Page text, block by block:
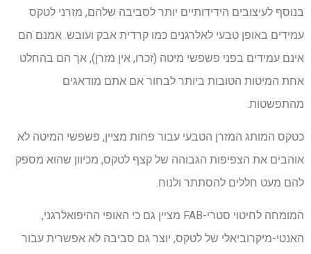
בנוסף לעיצובים הידידותיים יותר לסביבה שלהם, מזרני לטקס
עמידים באופן טבעי לאלרגנים כמו קרדית אבק ועובש. אמנם הם
אינם עמידים בפני פשפשי מיטה (זכרו, אין מזרן), אך הם בהחלט
אחת המיטות הטובות ביותר לבחור אם אתם מודאגים
מהתפשטות.
כטקס המותג המזרן הטבעי עבור פחות מציין, פשפשי המיטה לא
אוהבים את הצפיפות הגבוהה של קצף לטקס, מכיוון שהוא מספק
להם מעט חללים להסתתר ולנוח.
המומחה לחיטוי סטרי-FAB מציין גם כי האופי ההיפואלרגני,
האנטי-מיקרוביאלי של לטקס, יוצר גם סביבה לא אפשרית עבור